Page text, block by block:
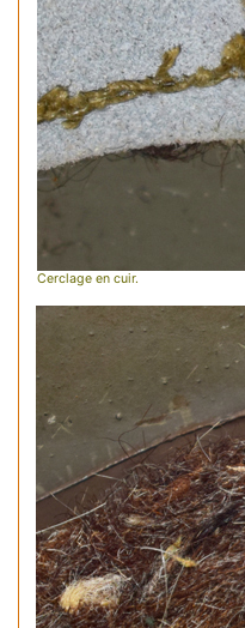
Cerclage en cuir.